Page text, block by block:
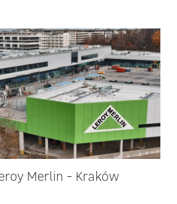
Merlin - Kraków